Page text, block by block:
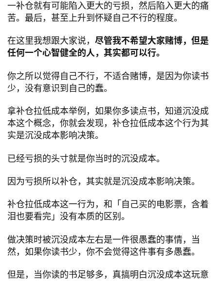
一补仓就有可能陷入更大的亏损，然后陷入更大的痛
苦。最后，甚至上升到怀疑自己不行的程度。
在这里我想跟大家说， 尽管我不希望大家赌博，但是
任何一个心智健全的人，其实都可以行。
你之所以觉得自己不行，不适合赌博，是因为你读书
少，没有意识到自己的蠢。
拿补仓拉低成本举例，如果你多读点书，知道沉没成
本这个概念，你就会发现，补仓拉低成本这个行为其
实是沉没成本影响决策。
已经亏损的头寸就是你当时的沉没成本。
因为亏损所以补仓，其实就是沉没成本影响决策。
补仓拉低成本这一行为，和「自己买的电影票，含着
泪也要看完」没有本质的区别。
做决策时被沉没成本左右是一件很愚蠢的事情，当
然，如果你读书少，你不会觉得这件事有多愚蠢。
但是，当你读的书足够多，真搞明白沉没成本这玩意